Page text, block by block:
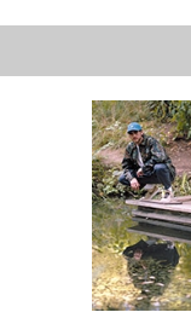
素材の性質上、多少収
下さい。なお自動乾燥
分・ネーム部分にはアイ
本製品は中国製です。